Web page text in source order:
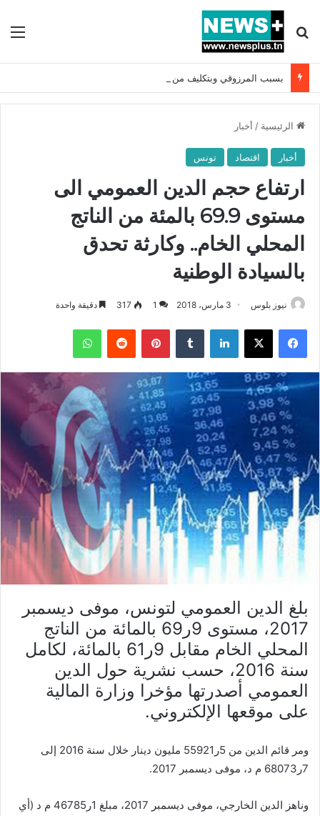
بحث عن
الرئيسية / أخبار
أخبار اقتصاد تونس
ارتفاع حجم الدين العمومي الى
مستوى 69.9 بالمئة من الناتج
المحلي الخام.. وكارثة تحدق
بالسيادة الوطنية
نيوز بلوس 3 مارس، 2018 1
317 دقيقة واحدة
فيسبوك X لينكدإن بينتيريست واتساب
بلغ الدين العمومي لتونس، موفى ديسمبر
2017، مستوى 9ر69 بالمائة من الناتج
المحلي الخام مقابل 9ر61 بالمائة، لكامل
سنة 2016، حسب نشرية حول الدين
العمومي أصدرتها مؤخرا وزارة المالية
على موقعها الإلكتروني.
ومر قائم الدين من 5ر55921 مليون دينار خلال سنة 2016 إلى
7ر68073 م د، موفى ديسمبر 2017.
وناهز الدين الخارجي، موفى ديسمبر 2017، مبلغ 1ر46785 م د (أي